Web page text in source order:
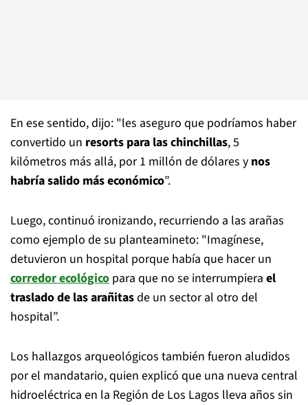
En ese sentido, dijo: "les aseguro que podríamos haber
convertido un resorts para las chinchillas, 5
kilómetros más allá, por 1 millón de dólares y nos
habría salido más económico”.
Luego, continuó ironizando, recurriendo a las arañas
como ejemplo de su planteamineto: "Imagínese,
detuvieron un hospital porque había que hacer un
corredor ecológico para que no se interrumpiera el
traslado de las arañitasde un sector al otro del
hospital”.
Los hallazgos arqueológicos también fueron aludidos
por el mandatario, quien explicó que una nueva central
hidroeléctrica en la Región de Los Lagos lleva años sin